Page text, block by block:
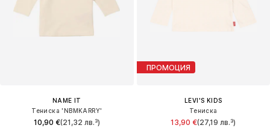
NAME IT
Тениска 'NBMKARRY'
10,90 €(21,32 лв.³)
ПРОМОЦИЯ
LEVI'S KIDS
Тениска
13,90 €(27,19 лв.³)